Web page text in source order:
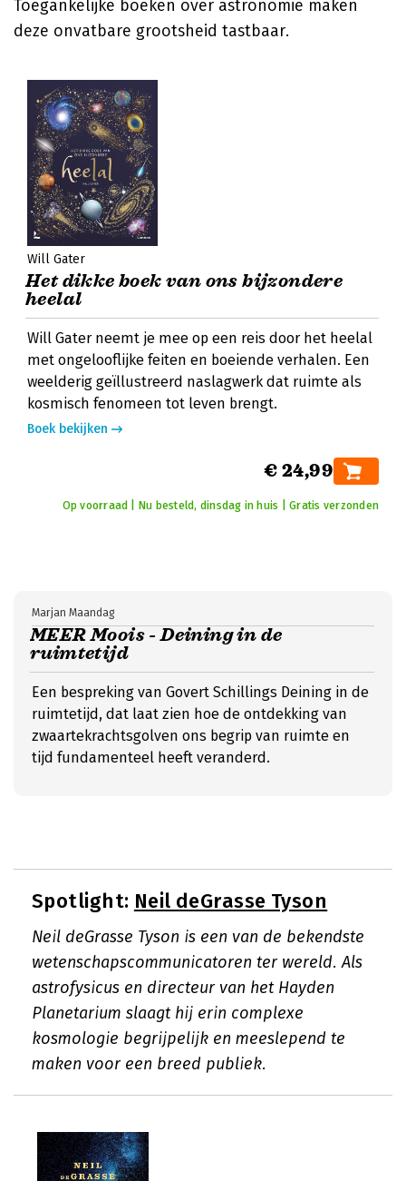
Toegankelijke boeken over astronomie maken
deze onvatbare grootsheid tastbaar.
Will Gater
Het dikke boek van ons bijzondere
heelal
Will Gater neemt je mee op een reis door het heelal
met ongelooflijke feiten en boeiende verhalen. Een
weelderig geïllustreerd naslagwerk dat ruimte als
kosmisch fenomeen tot leven brengt.
Boek bekijken
€ 24,99
Op voorraad | Nu besteld, dinsdag in huis | Gratis verzonden
MEER Moois - Deining in de
ruimtetijd
Marjan Maandag
Een bespreking van Govert Schillings Deining in de
ruimtetijd, dat laat zien hoe de ontdekking van
zwaartekrachtsgolven ons begrip van ruimte en
tijd fundamenteel heeft veranderd.
Spotlight: Neil deGrasse Tyson
Neil deGrasse Tyson is een van de bekendste
wetenschapscommunicatoren ter wereld. Als
astrofysicus en directeur van het Hayden
Planetarium slaagt hij erin complexe
kosmologie begrijpelijk en meeslepend te
maken voor een breed publiek.